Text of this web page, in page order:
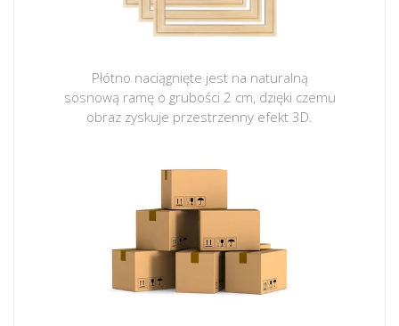
Płótno naciągnięte jest na naturalną
sosnową ramę o grubości 2 cm, dzięki czemu
obraz zyskuje przestrzenny efekt 3D.